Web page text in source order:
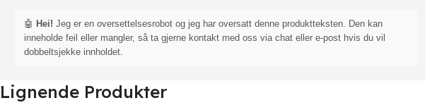
🤖 Hei! Jeg er en oversettelsesrobot og jeg har oversatt denne produktteksten. Den kan
inneholde feil eller mangler, så ta gjerne kontakt med oss via chat eller e-post hvis du vil
dobbeltsjekke innholdet.
Lignende Produkter